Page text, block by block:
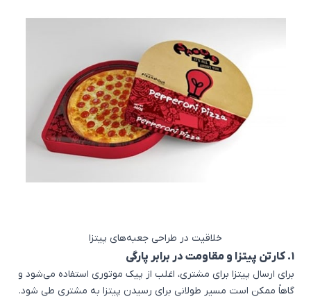
خلاقیت در طراحی جعبه‌های پیتزا
1. کارتن پیتزا و مقاومت در برابر پارگی
برای ارسال پیتزا برای مشتری، اغلب از پیک موتوری استفاده می‌شود و
گاهاً ممکن است مسیر طولانی برای رسیدن پیتزا به مشتری طی شود.
اشتراک گذاری در